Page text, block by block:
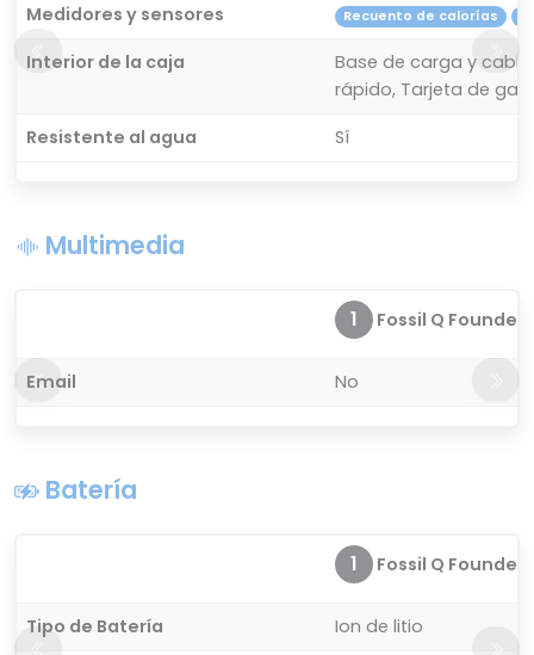
Medidores y sensores Recuento de calorías
Interior de la caja
Base de carga y
rápido, Tarjeta de
Resistente al agua
Sí
Multimedia
1 Fossil Q Founder
Email No
Batería
1 Fossil Q Founder
Tipo de Batería
Ion de litio